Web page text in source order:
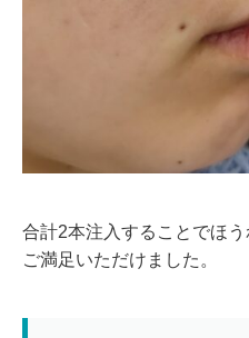
合計2本注入することでほ
ご満足いただけました。